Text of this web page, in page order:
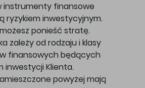
instrumenty finansowe
ryzykiem inwestycyjnym.
ponieść stratę.
zależy od rodzaju i klasy
finansowych będących
inwestycji Klienta.
powyżej mają